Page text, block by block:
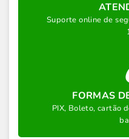
Suporte online de
FORMAS
PIX, Boleto, cartão